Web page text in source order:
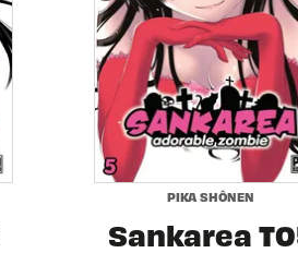
PIKA SHÔNEN
Sankarea